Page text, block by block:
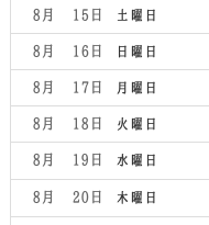
土曜日
8月 15
日曜日
8月 16
月曜日
8月 17
火曜日
8月 18
水曜日
8月 19
木曜日
8月 20